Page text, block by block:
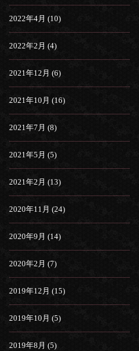
2022年4月 (10)
2022年2月 (4)
2021年12月 (6)
2021年10月 (16)
2021年7月 (8)
2021年5月 (5)
2021年2月 (13)
2020年11月 (24)
2020年9月 (14)
2020年2月 (7)
2019年12月 (15)
2019年10月 (5)
2019年8月 (5)